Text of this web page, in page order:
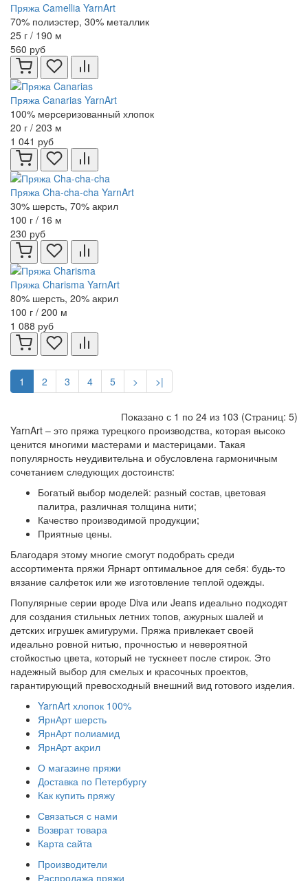
Пряжа Camellia YarnArt
70% полиэстер, 30% металлик
25 г / 190 м
560 руб
Пряжа Canarias YarnArt
100% мерсеризованный хлопок
20 г / 203 м
1 041 руб
Пряжа Cha-cha-cha YarnArt
30% шерсть, 70% акрил
100 г / 16 м
230 руб
Пряжа Charisma YarnArt
80% шерсть, 20% акрил
100 г / 200 м
1 088 руб
1 2 3 4 5 > >|
Показано с 1 по 24 из 103 (Страниц: 5)
YarnArt – это пряжа турецкого производства, которая высоко
ценится многими мастерами и мастерицами. Такая
популярность неудивительна и обусловлена гармоничным
сочетанием следующих достоинств:
Богатый выбор моделей: разный состав, цветовая
палитра, различная толщина нити;
Качество производимой продукции;
Приятные цены.
Благодаря этому многие смогут подобрать среди
ассортимента пряжи Ярнарт оптимальное для себя: будь-то
вязание салфеток или же изготовление теплой одежды.
Популярные серии вроде Diva или Jeans идеально подходят
для создания стильных летних топов, ажурных шалей и
детских игрушек амигуруми. Пряжа привлекает своей
идеально ровной нитью, прочностью и невероятной
стойкостью цвета, который не тускнеет после стирок. Это
надежный выбор для смелых и красочных проектов,
гарантирующий превосходный внешний вид готового изделия.
YarnArt хлопок 100%
ЯрнАрт шерсть
ЯрнАрт полиамид
ЯрнАрт акрил
О магазине пряжи
Доставка по Петербургу
Как купить пряжу
Связаться с нами
Возврат товара
Карта сайта
Производители
Распродажа пряжи